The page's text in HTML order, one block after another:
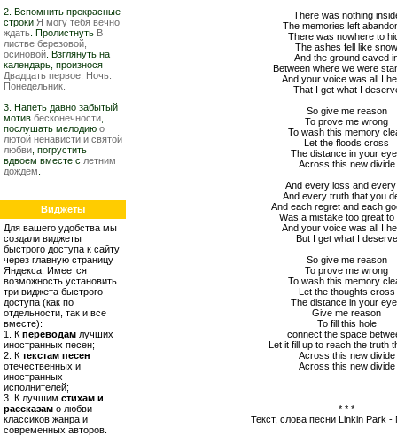
2. Вспомнить прекрасные
строки Я могу тебя вечно
ждать . Пролистнуть В
листве березовой,
осиновой . Взглянуть на
календарь, произнося
Двадцать первое. Ночь.
Понедельник.
3. Напеть давно забытый
мотив бесконечности
послушать мелодию о
лютой ненависти и святой
любви , погрустить
вдвоем вместе с летним
дождем
Виджеты
Для вашего удобства мы
создали виджеты
быстрого доступа к сайту
через главную страницу
Яндекса. Имеется
возможность установить
три виджета быстрого
доступа (как по
отдельности, так и все
вместе):
1. К переводам лучших
иностранных песен;
2. К текстам песен
отечественных и
иностранных
исполнителей;
3. К лучшим стихам и
рассказам о любви
классиков жанра и
современных авторов.
There was nothing
The memories left
There was nowhere to
The ashes fell like
And the ground caved
Between where we were
And your voice was all I
That I get what I
So give me reason
To prove me wrong
To wash this memory
Let the floods cross
The distance in your
Across this new divide
And every loss and
And every truth that you
And each regret and each
Was a mistake too great to
And your voice was all I
But I get what I deserve
So give me reason
To prove me wrong
To wash this memory
Let the thoughts cross
The distance in your
Give me reason
To fill this hole
сonnect the space
Let it fill up to reach the truth
Across this new divide
Across this new divide
* * *
Текст, слова песни Linkin Park -